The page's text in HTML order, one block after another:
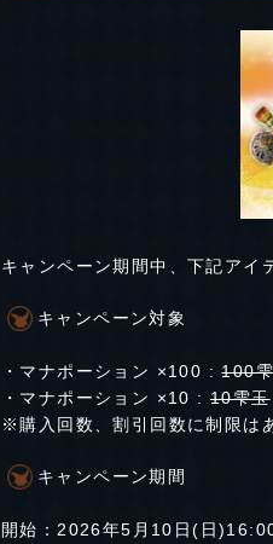
キャンペーン期間中、下記アイ
キャンペーン対象
・マナポーション ×100 :100
・マナポーション ×10 : 10雫玉
※購入回数、割引回数に制限は
キャンペーン期間
開始：2026年5月10日(日